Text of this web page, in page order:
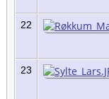
22
23